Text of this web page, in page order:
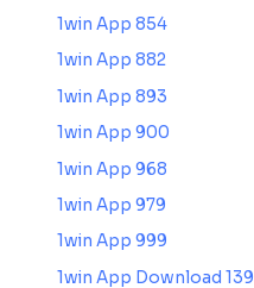
1win App 854
1win App 882
1win App 893
1win App 900
1win App 968
1win App 979
1win App 999
1win App Download 139